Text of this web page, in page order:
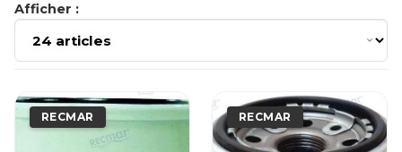
Afficher :
RECMAR RECMAR